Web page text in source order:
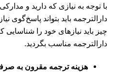
با توجه به نیازی که دارید و مدارکی
دارالترجمه باید بتواند پاسخ‌گوی
چیز باید نیازهای خود را شناسایی
دارالترجمه مناسب بگردید.
هزینه ترجمه مقرون به صرفه